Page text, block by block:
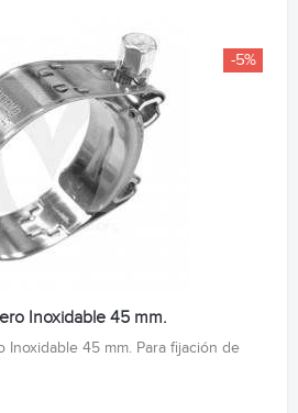
-5%
Inoxidable 45 mm.
Inoxidable 45 mm. Para fijación de